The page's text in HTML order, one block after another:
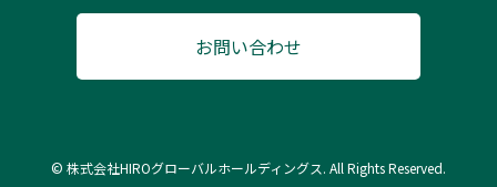
お問い合わせ
© 株式会社HIROグローバルホールディングス. All Rights Reserved.